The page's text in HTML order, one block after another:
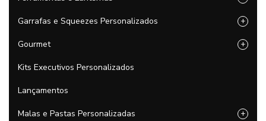
Garrafas e Squeezes Personalizados +
Gourmet +
Kits Executivos Personalizados
Lançamentos
Malas e Pastas Personalizadas +